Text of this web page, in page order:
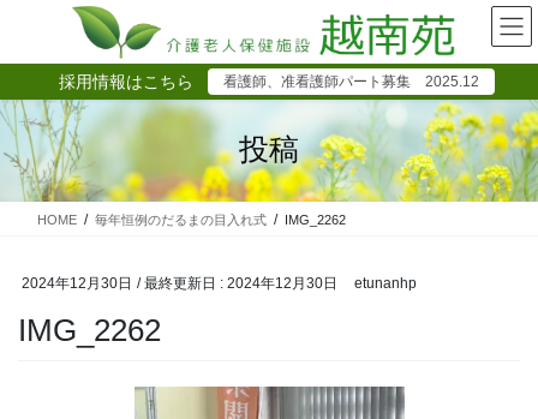
テ
ツ
に
移
ゲ
シ
ョ
ン
採用情報はこちら 看護師、准看護師パート募集 2025.12
投稿
HOME 毎年恒例のだるまの目入れ式 IMG_2262
2024年12月30日 / 最終更新日 : 2024年12月30日 etunanhp
IMG_2262